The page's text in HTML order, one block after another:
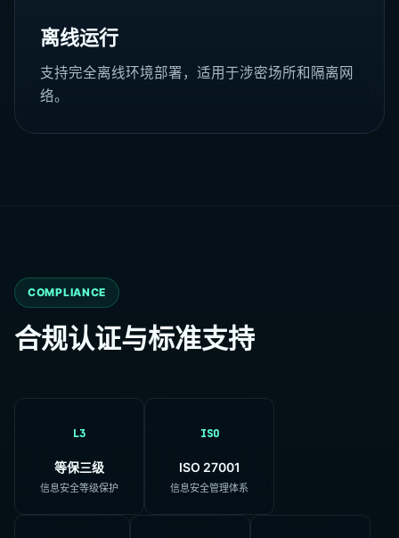
离线运行
支持完全离线环境部署，适用于涉密场所和隔离网
络。
COMPLIANCE
合规认证与标准支持
L3
等保三级
信息安全等级保护
ISO
ISO 27001
信息安全管理体系